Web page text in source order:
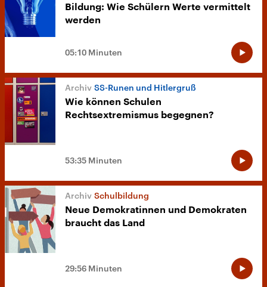
Bildung: Wie Schülern Werte vermittelt
werden
05:10 Minuten
SS-Runen und Hitlergruß
Wie können Schulen
Rechtsextremismus begegnen?
53:35 Minuten
Schulbildung
Neue Demokratinnen und Demokraten
braucht das Land
29:56 Minuten